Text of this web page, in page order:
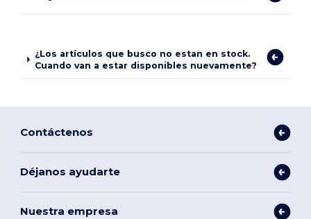
¿Los artículos que busco no estan en stock.
Cuando van a estar disponibles nuevamente?
Contáctenos
Déjanos ayudarte
Nuestra empresa